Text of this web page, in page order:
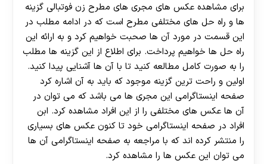
برای مشاهده عکس های مجری های مطرح زن فوتبالی گزینه
ها و راه حل های مختلفی مطرح است که در ادامه مطلب در
این قسمت در مورد آن ها صحبت خواهیم کرد و به ارائه این
راه حل ها خواهیم پرداخت. برای اطلاع از این گزینه ها مطلب
را به صورت کامل مطالعه کنید تا با آن ها آشنایی پیدا کنید.
اولین و راحت ترین گزینه موجود که باید به آن اشاره کرد
صفحه اینستاگرامی این مجری ها می‌ باشد که می توان در
آن ها عکس های مختلفی را از این افراد مشاهده کرد. ابن
افراد در صفحه اینستاگرامی خود تا کنون عکس های بسیاری
را منتشر کرده اند که با مراجعه به صفحه اینستاگرامی آن ها
می توان این عکس ها را مشاهده کرد.